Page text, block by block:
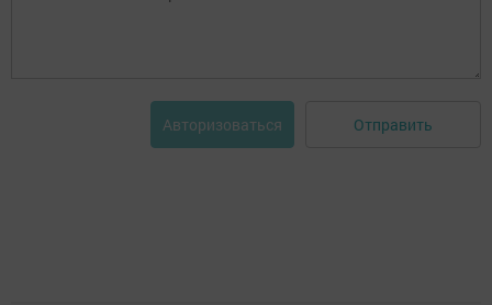
Авторизоваться Отправить